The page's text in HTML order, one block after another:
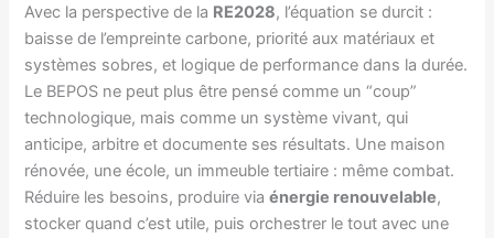
Avec la perspective de la RE2028, l’équation se durcit :
baisse de l’empreinte carbone, priorité aux matériaux et
systèmes sobres, et logique de performance dans la durée.
Le BEPOS ne peut plus être pensé comme un “coup”
technologique, mais comme un système vivant, qui
anticipe, arbitre et documente ses résultats. Une maison
rénovée, une école, un immeuble tertiaire : même combat.
Réduire les besoins, produire viaénergie renouvelable,
stocker quand c’est utile, puis orchestrer le tout avec une